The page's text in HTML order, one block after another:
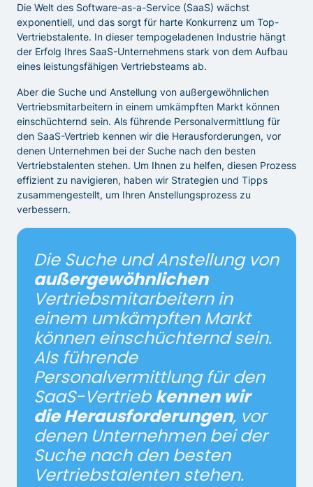
Die Welt des Software-as-a-Service (SaaS) wächst
exponentiell, und das sorgt für harte Konkurrenz um Top-
Vertriebstalente. In dieser tempogeladenen Industrie hängt
der Erfolg Ihres SaaS-Unternehmens stark von dem Aufbau
eines leistungsfähigen Vertriebsteams ab.
Aber die Suche und Anstellung von außergewöhnlichen
Vertriebsmitarbeitern in einem umkämpften Markt können
einschüchternd sein. Als führende Personalvermittlung für
den SaaS-Vertrieb kennen wir die Herausforderungen, vor
denen Unternehmen bei der Suche nach den besten
Vertriebstalenten stehen. Um Ihnen zu helfen, diesen Prozess
effizient zu navigieren, haben wir Strategien und Tipps
zusammengestellt, um Ihren Anstellungsprozess zu
verbessern.
Die Suche und Anstellung von
außergewöhnlichen
Vertriebsmitarbeitern in
einem umkämpften Markt
können einschüchternd sein.
Als führende
Personalvermittlung für den
SaaS-Vertriebkennen wir
die Herausforderungen, vor
denen Unternehmen bei der
Suche nach den besten
Vertriebstalenten stehen.